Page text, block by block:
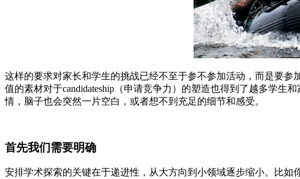
这样的要求对家长和学生的挑战已经不至于参不参加活动，而是要
值的素材对于candidateship（申请竞争力）的塑造也得到了越多学
情，脑子也会突然一片空白，或者想不到充足的细节和感受。
首先我们需要明确
安排学术探索的关键在于递进性，从大方向到小领域逐步缩小。比